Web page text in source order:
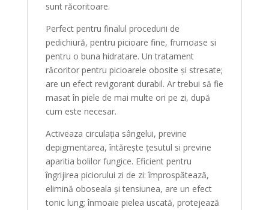
sunt răcoritoare.
Perfect pentru finalul procedurii de
pedichiură, pentru picioare fine, frumoase si
pentru o buna hidratare. Un tratament
răcoritor pentru picioarele obosite și stresate;
are un efect revigorant durabil. Ar trebui să fie
masat în piele de mai multe ori pe zi, după
cum este necesar.
Activeaza circulația sângelui, previne
depigmentarea, întărește țesutul si previne
aparitia bolilor fungice. Eficient pentru
îngrijirea piciorului zi de zi: împrospătează,
elimină oboseala și tensiunea, are un efect
tonic lung; înmoaie pielea uscată, protejează